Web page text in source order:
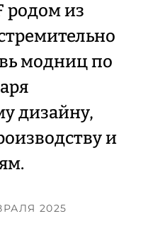
родом из
модниц по
дизайну,
и
2025